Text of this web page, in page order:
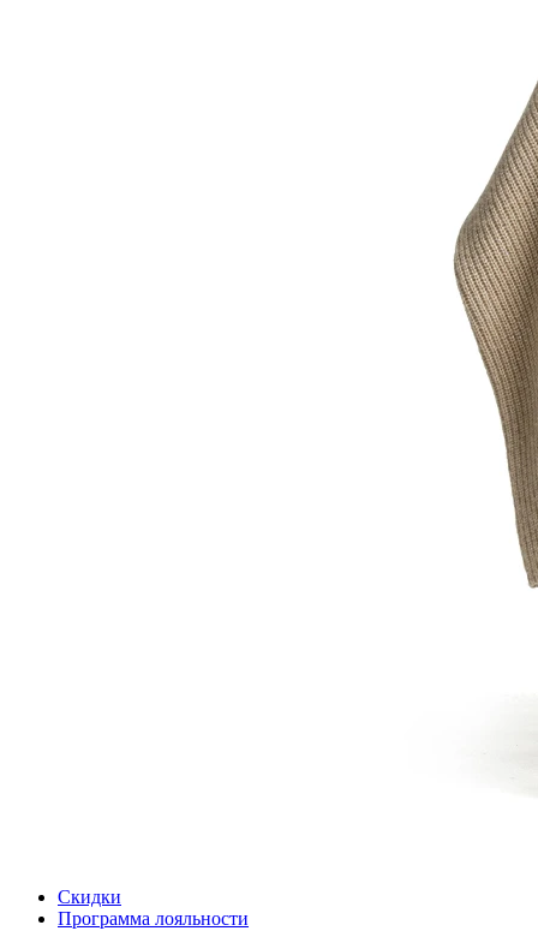
Скидки
Программа лояльности